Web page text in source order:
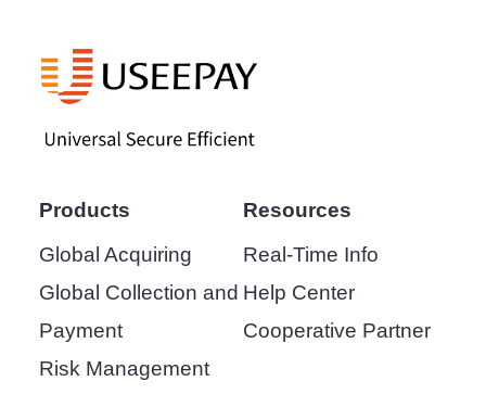
Products
Global Acquiring
Global Collection and
Payment
Risk Management
Resources
Real-Time Info
Help Center
Cooperative Partner